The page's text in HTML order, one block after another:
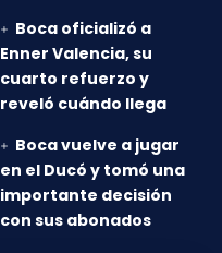
Boca oficializó a
Enner Valencia, su
cuarto refuerzo y
reveló cuándo llega
Boca vuelve a jugar
en el Ducó y tomó una
importante decisión
con sus abonados